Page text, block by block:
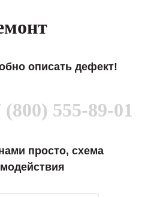
описать дефект!
(800) 555-89-01
просто, схема